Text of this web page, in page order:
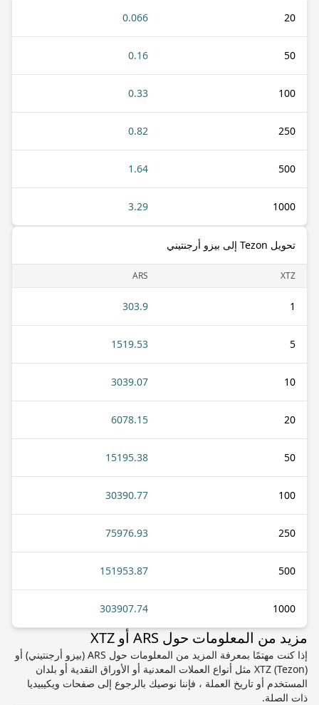
20
0.066
50
0.16
100
0.33
250
0.82
500
1.64
1000
3.29
تحويل Tezon إلى بيزو أرجنتيني
XTZ
ARS
1
303.9
5
1519.53
10
3039.07
20
6078.15
50
15195.38
100
30390.77
250
75976.93
500
151953.87
1000
303907.74
مزيد من المعلومات حول ARS أو XTZ
إذا كنت مهتمًا بمعرفة المزيد من المعلومات حول ARS (بيزو أرجنتيني) أو
XTZ (Tezon) مثل أنواع العملات المعدنية أو الأوراق النقدية أو بلدان
المستخدم أو تاريخ العملة ، فإننا نوصيك بالرجوع إلى صفحات ويكيبيديا
ذات الصلة.